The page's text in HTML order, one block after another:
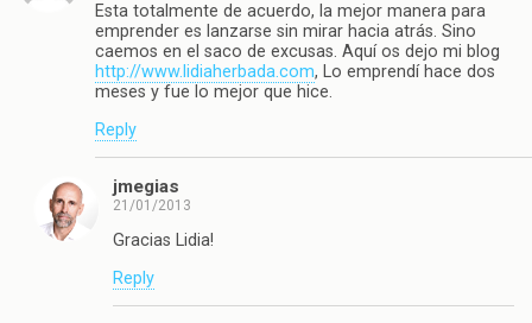
Esta totalmente de acuerdo, la mejor manera para
emprender es lanzarse sin mirar hacia atrás. Sino
caemos en el saco de excusas. Aquí os dejo mi blog
http://www.lidiaherbada.com, Lo emprendí hace dos
meses y fue lo mejor que hice.
Reply
jmegias
21/01/2013
Gracias Lidia!
Reply